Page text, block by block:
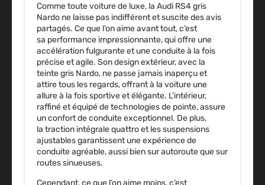
Comme toute voiture de luxe, la Audi RS4 gris
Nardo ne laisse pas indifférent et suscite des avis
partagés. Ce que l’on aimeavant tout, c’est
sa performance impressionnante, qui offre une
accélération fulgurante et une conduite à la fois
précise et agile. Sondesign extérieur, avec la
teinte gris Nardo, ne passe jamais inaperçu et
attire tous les regards, offrant à la voiture une
allure à la fois sportive et élégante. L’intérieur,
raffiné et équipé de technologies de pointe, assure
un confort de conduite exceptionnel. De plus,
la traction intégralequattro et les suspensions
ajustables garantissent une expérience de
conduite agréable, aussi bien sur autoroute que sur
routes sinueuses.
Cependant,ce que l’on aime moins, c’est